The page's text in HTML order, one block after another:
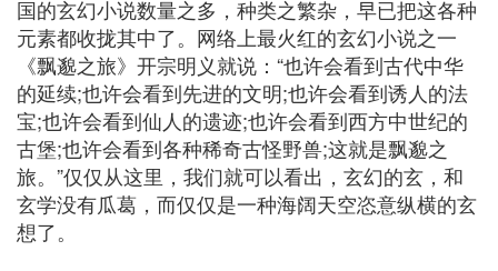
国的玄幻小说数量之多，种类之繁杂，早已把这各种
元素都收拢其中了。网络上最火红的玄幻小说之一
《飘邈之旅》开宗明义就说：“也许会看到古代中华
的延续;也许会看到先进的文明;也许会看到诱人的法
宝;也许会看到仙人的遗迹;也许会看到西方中世纪的
古堡;也许会看到各种稀奇古怪野兽;这就是飘邈之
旅。”仅仅从这里，我们就可以看出，玄幻的玄，和
玄学没有瓜葛，而仅仅是一种海阔天空恣意纵横的玄
想了。